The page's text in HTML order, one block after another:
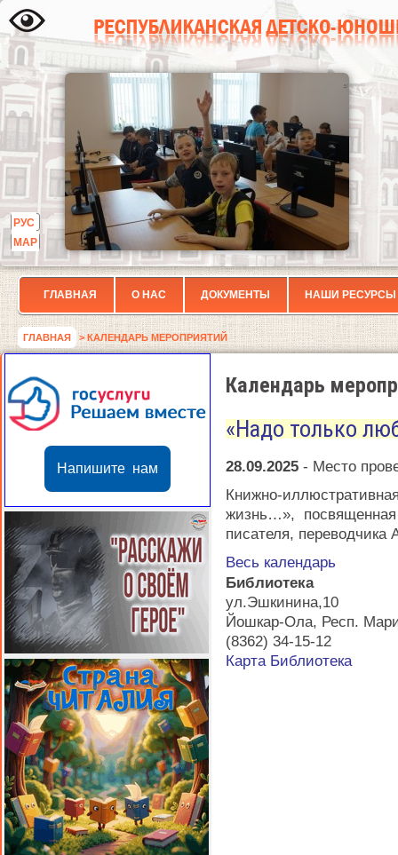
РУС
МАР
ГЛАВНАЯ О НАС ДОКУМЕНТЫ НАШИ РЕСУРСЫ
ГЛАВНАЯ > КАЛЕНДАРЬ МЕРОПРИЯТИЙ
Напишите нам
Календарь
«Надо только
28.09.2025 - Место
Книжно-
жизнь…»,
писателя, переводчика
Весь календарь
Библиотека
ул.Эшкинина,10
Йошкар-Ола, Респ.
(8362) 34-15-12
Карта Библиотека